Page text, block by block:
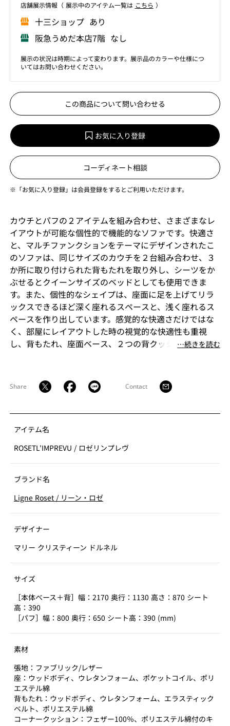
店舗展⽰情報（ 展⽰中のアイテム⼀覧は こちら ）
⼗三ショップ あり
阪急うめだ本店7階 なし
展示の状況は時期によって変わります。展示品のカラーや仕様につ
いてはお問い合わせください。
この商品について問い合わせる
お気に入り登録
コーディネート相談
※「お気に入り登録」は会員登録をするとご利用いただけます。
カウチとパフの２アイテムを組み合わせ、さまざまなレ
イアウトが可能な個性的で機能的なソファです。快適さ
と、マルチファンクションをテーマにデザインされたこ
のソファは、同じサイズのカウチを２台組み合わせ、３
か所に取り付けられた背もたれを取り外し、シーツをか
ぶせるとクイーンサイズのベッドとしても使用できま
す。また、個性的なシェイプは、座面に足を上げてリラ
ックスできるほど深く座れるスペースと、浅く座れるス
ペースを作り出しています。感覚的な快適さだけではな
く、部屋にレイアウトした時の視覚的な快適性も重視
し、背もたれ、座面ベース、２つの背クッション、計４
⋯続きを読む
Share Contact
アイテム名
ROSETL'IMPREVU / ロゼリンプレヴ
ブランド名
Ligne Roset / リーン・ロゼ
デザイナー
マリー クリスティーン ドルネル
サイズ
［本体ベース＋背］幅：2170 奥行：1130 高さ：870 シート
高：390
［パフ］幅：800 奥行：650 シート高：390 (mm)
素材
張地：ファブリック/レザー
座：ウッドボディ、ウレタンフォーム、ポケットコイル、ポリ
エステル綿
背もたれ：ウッドボディ、ウレタンフォーム、エラスティック
ベルト、ポリエステル綿
コーナークッション：フェザー100％、ポリエステル綿付のキ